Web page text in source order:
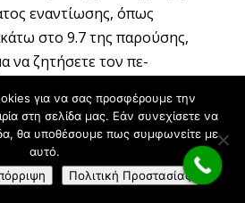
εναντίωσης, όπως
στο 9.7 της παρούσης,
να ζητήσετε τον πε-
εξής περιπτώσεις:
την ανακρίβεια των
η Επιχείρηση ως
για να σας προσφέρουμε την
στη σελίδα μας. Εάν συνεχίσετε να
θα υποθέσουμε πως συμφωνείτε με
αυτό.
Πολιτική Προστασίας